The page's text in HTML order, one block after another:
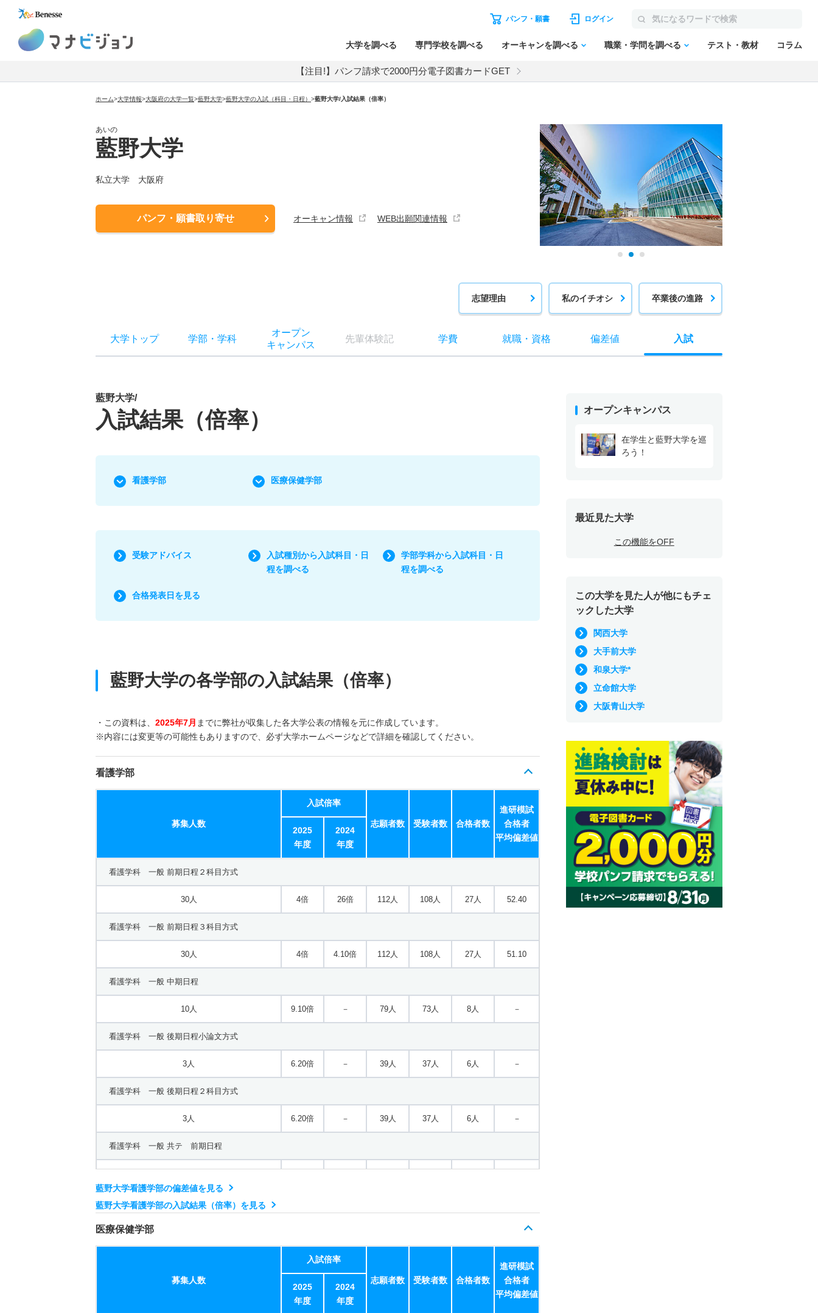
パンフ・願書 ログイン
大学を調べる 専門学校を調べる オーキャンを調べる 職業・学問を調べる テスト・教材 コラム
【注目!】パンフ請求で2000円分電子図書カードGET
ホーム>大学情報>大阪府の大学一覧>藍野大学>藍野大学の入試（科目・日程） >藍野大学/入試結果（倍率）
あいの
藍野大学
私立大学 大阪府
パンフ・願書取り寄せ オーキャン情報 WEB出願関連情報
志望理由 私のイチオシ 卒業後の進路
大学トップ 学部 ・ 学科
オープン
キャンパス
先輩体験記 学費 就職・ 資格 偏差値 入試
藍野大学/
入試結果（倍率）
看護学部 医療保健学部
受験アドバイス
入試種別から入試科目・日
程を調べる
学部学科から入試科目・日
程を調べる
合格発表日を見る
藍野大学の各学部の入試結果（倍率）
・この資料は、 2025年7月 までに弊社が収集した各大学公表の情報を元に作成しています。
※内容には変更等の可能性もありますので、必ず大学ホームページなどで詳細を確認してください。
看護学部
募集人数
入試倍率
志願者数 受験者数 合格者数
進研模試
合格者
平均偏差値
2025
年度
2024
年度
看護学科 一般 前期日程２科目方式
30人 4倍 26倍 112人 108人 27人 52.40
看護学科 一般 前期日程３科目方式
30人 4倍 4.10倍 112人 108人 27人 51.10
看護学科 一般 中期日程
10人 9.10倍 － 79人 73人 8人 －
看護学科 一般 後期日程小論文方式
3人 6.20倍 － 39人 37人 6人 －
看護学科 一般 後期日程２科目方式
3人 6.20倍 － 39人 37人 6人 －
看護学科 一般 共テ 前期日程
看護学科 一般 ニ 中期日程
1人 － － 2人 2人 0人 －
藍野大学看護学部の偏差値を見る
藍野大学看護学部の入試結果（倍率）を見る
医療保健学部
募集人数
入試倍率
志願者数 受験者数 合格者数
進研模試
合格者
平均偏差値
2025
年度
2024
年度
オープンキャンパス
在学生と藍野大学を巡
ろう！
最近見た大学
この機能をOFF
この大学を見た人が他にもチェ
ックした大学
関西大学
大手前大学
和泉大学*
立命館大学
大阪青山大学